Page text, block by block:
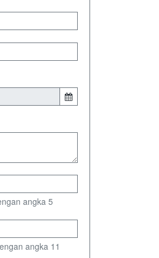
angka 5
angka 11